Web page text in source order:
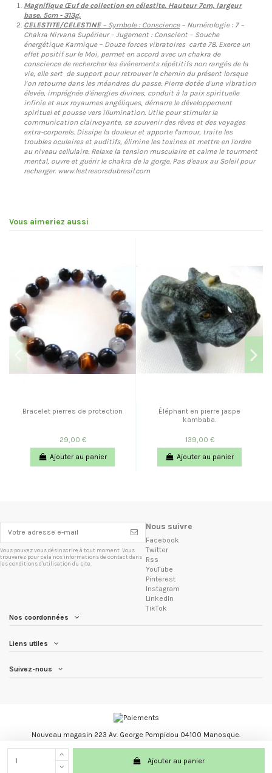
Ajouter au panier
Magnifique Œuf de collection en célestite. Hauteur 7cm, largeur
base. 5cm - 313g.
CELESTITE/CELESTINE– Symbole : Conscience– Numérologie : 7 –
Chakra Nirvana Supérieur – Jugement : Conscient – Souche
énergétique Karmique – Douze forces vibratoires carte 78. Exerce un
effet positif sur le Moi, permet en accord avec un chakra de
conscience de rechercher les événements répétitifs non rangés de la
vie, elle sert de support pour retrouver le chemin du présent lorsque
l’on retourne dans les méandres du passe. Pierre dotée d'une vibration
élevée, imprégnée d'énergies divines, conduit à la paix spirituelle
infinie et aux royaumes angéliques, démarre le développement
spirituel et pousse vers illumination. Utile pour stimuler la
communication clairvoyante, se souvenir des rêves et des voyages
extra-corporels. Dissipe la douleur et apporte l'amour, traite les
troubles oculaires et auditifs, élimine les toxines et mettre en l'ordre
au niveau cellulaire. Relaxe la tension musculaire et calme le tourment
mental, ouvre et guérir le chakra de la gorge. Pas d'eaux au Soleil pour
recharger. www.lestresorsdubresil.com
Vous aimeriez aussi
Bracelet pierres de protection
29,00 €
Ajouter au panier
Éléphant en pierre jaspe
kambaba.
139,00 €
Ajouter au panier
Vous pouvez vous désinscrire à tout moment. Vous
trouverez pour cela nos informations de contact dans
les conditions d'utilisation du site.
Nous suivre
Facebook
Twitter
Rss
YouTube
Pinterest
Instagram
LinkedIn
TikTok
Nos coordonnées
Liens utiles
Suivez-nous
Nouveau magasin 223 Av. George Pompidou 04100 Manosque.
Les Trésors du Brésil marque registré.